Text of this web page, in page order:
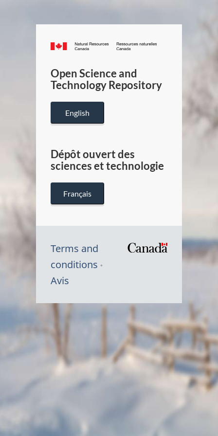
Canada.ca
/
Canada
Open Science and
Technology Repository
English
Dépôt ouvert des
sciences et technologie
Français
Terms and
conditions
Avis
Symbole
Canada